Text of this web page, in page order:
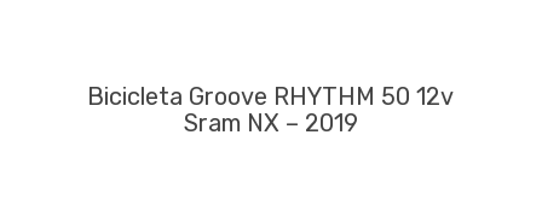
Bicicleta Groove RHYTHM 50 12v
Sram NX – 2019